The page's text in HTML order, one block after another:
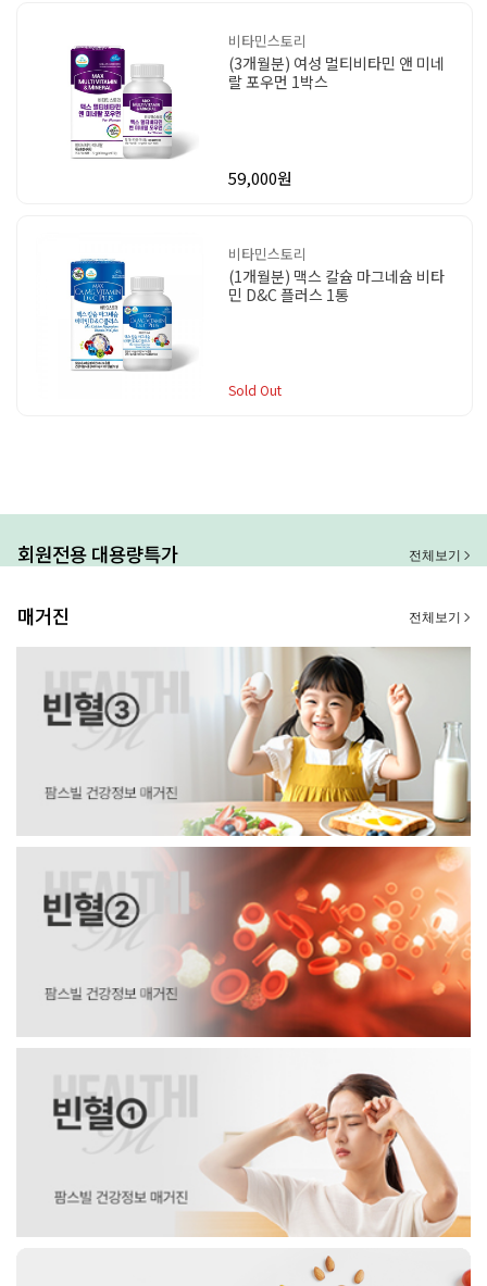
비타민스토리
(3개월분) 여성 멀티비타민 앤 미네
랄 포우먼 1박스
59,000원
비타민스토리
(1개월분) 맥스 칼슘 마그네슘 비타
민 D&C 플러스 1통
Sold Out
회원전용 대용량특가 전체보기
매거진 전체보기